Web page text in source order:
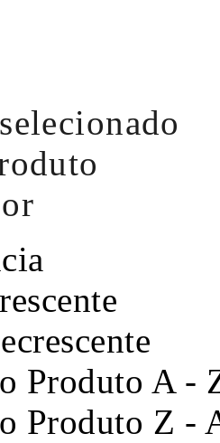
Produto A -
Produto Z -